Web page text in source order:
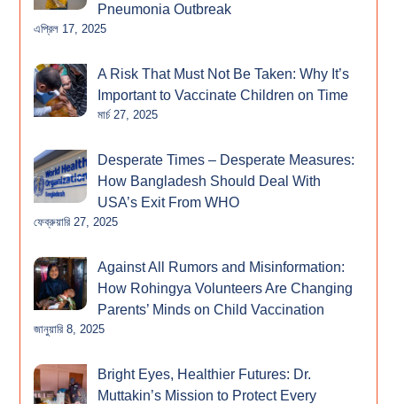
Pneumonia Outbreak
এপ্রিল 17, 2025
A Risk That Must Not Be Taken: Why It’s
Important to Vaccinate Children on Time
মার্চ 27, 2025
Desperate Times – Desperate Measures:
How Bangladesh Should Deal With
USA’s Exit From WHO
ফেব্রুয়ারি 27, 2025
Against All Rumors and Misinformation:
How Rohingya Volunteers Are Changing
Parents’ Minds on Child Vaccination
জানুয়ারি 8, 2025
Bright Eyes, Healthier Futures: Dr.
Muttakin’s Mission to Protect Every